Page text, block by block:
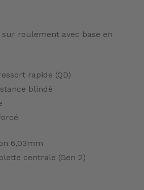
sur roulement avec base en
rapide (QD)
blindé
6,03mm
centrale (Gen 2)